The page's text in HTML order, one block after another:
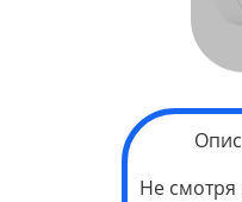
Не смотря